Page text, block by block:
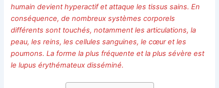
humain devient hyperactif et attaque les tissus sains. En
conséquence, de nombreux systèmes corporels
différents sont touchés, notamment les articulations, la
peau, les reins, les cellules sanguines, le cœur et les
poumons. La forme la plus fréquente et la plus sévère est
le lupus érythémateux disséminé.